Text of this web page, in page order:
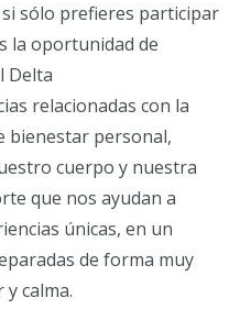
sólo prefieres participar
la oportunidad de
Delta
relacionadas con la
bienestar personal,
cuerpo y nuestra
que nos ayudan a
únicas, en un
de forma muy
calma.